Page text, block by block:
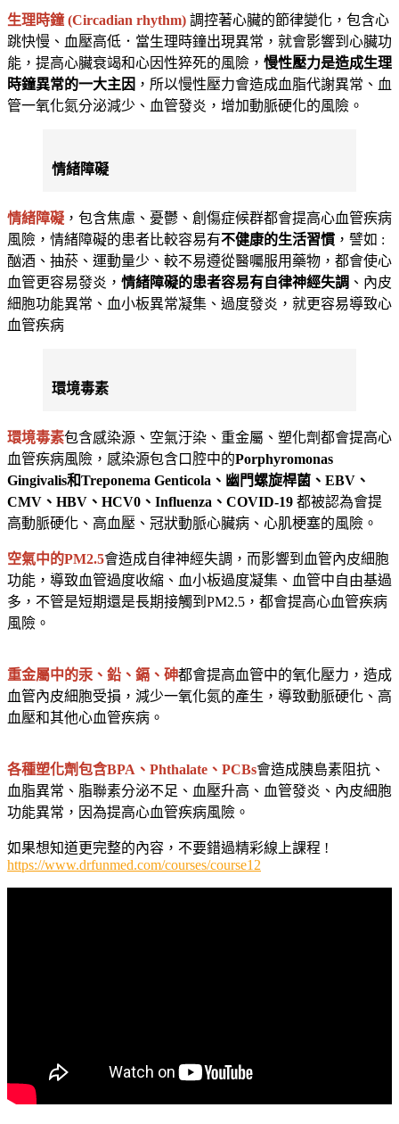
生理時鐘 (Circadian rhythm) 調控著心臟的節律變化，包含心
跳快慢、血壓高低．當生理時鐘出現異常，就會影響到心臟功
能，提高心臟衰竭和心因性猝死的風險， 慢性壓力是造成生理
時鐘異常的一大主因 ，所以慢性壓力會造成血脂代謝異常、血
管一氧化氮分泌減少、血管發炎，增加動脈硬化的風險。
情緒障礙
情緒障礙 ，包含焦慮、憂鬱、創傷症候群都會提高心血管疾病
風險，情緒障礙的患者比較容易有不健康的生活習慣 ，譬如 :
酗酒、抽菸、運動量少、較不易遵從醫囑服用藥物，都會使心
血管更容易發炎， 情緒障礙的患者容易有自律神經失調 、內皮
細胞功能異常、血小板異常凝集、過度發炎，就更容易導致心
血管疾病
環境毒素
環境毒素包含感染源、空氣汙染、重金屬、塑化劑都會提高心
血管疾病風險，感染源包含口腔中的Porphyromonas
Gingivalis和Treponema Genticola、幽門螺旋桿菌、EBV、
CMV、HBV、HCV0、Influenza、COVID-19 都被認為會提
高動脈硬化、高血壓、冠狀動脈心臟病、心肌梗塞的風險。
空氣中的PM2.5會造成自律神經失調，而影響到血管內皮細胞
功能，導致血管過度收縮、血小板過度凝集、血管中自由基過
多，不管是短期還是長期接觸到PM2.5，都會提高心血管疾病
風險。
重金屬中的汞、鉛、鎘、砷都會提高血管中的氧化壓力，造成
血管內皮細胞受損，減少一氧化氮的產生，導致動脈硬化、高
血壓和其他心血管疾病。
各種塑化劑包含BPA、Phthalate、PCBs會造成胰島素阻抗、
血脂異常、脂聯素分泌不足、血壓升高、血管發炎、內皮細胞
功能異常，因為提高心血管疾病風險。
如果想知道更完整的內容，不要錯過精彩線上課程 !
https://www.drfunmed.com/courses/course12